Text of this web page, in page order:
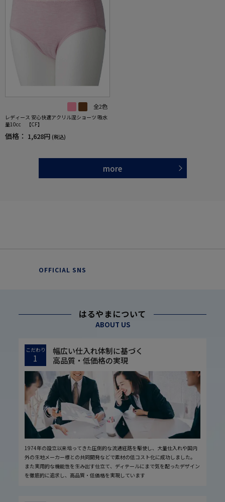
全2色
レディース 安心快適アクリル混ショーツ 吸水
量10cc 【CF】
価格： 1,628円 (税込)
more
OFFICIAL SNS
はるやまについて
ABOUT US
こだわり
1
幅広い仕入れ体制に基づく
高品質・低価格の実現
1974年の設立以来培ってきた圧倒的な流通経路を駆使し、大量仕入れや国内
外の生地メーカー様との共同開発などで素材の低コスト化に成功しました。
また実用的な機能性を生み出す仕立て、ディテールにまで気を配ったデザイン
を徹底的に追求し、高品質・低価格を実現しています